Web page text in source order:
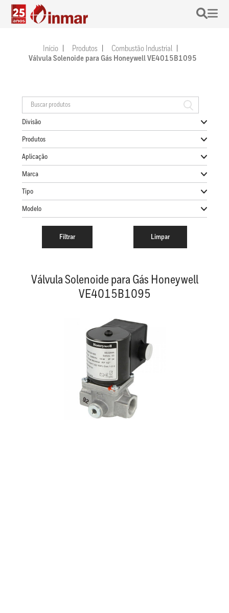
Início Produtos
Combustão Industrial
Válvula Solenoide para Gás Honeywell VE4015B1095
Divisão
Produtos
Aplicação
Marca
Tipo
Modelo
Válvula Solenoide para Gás Honeywell
VE4015B1095